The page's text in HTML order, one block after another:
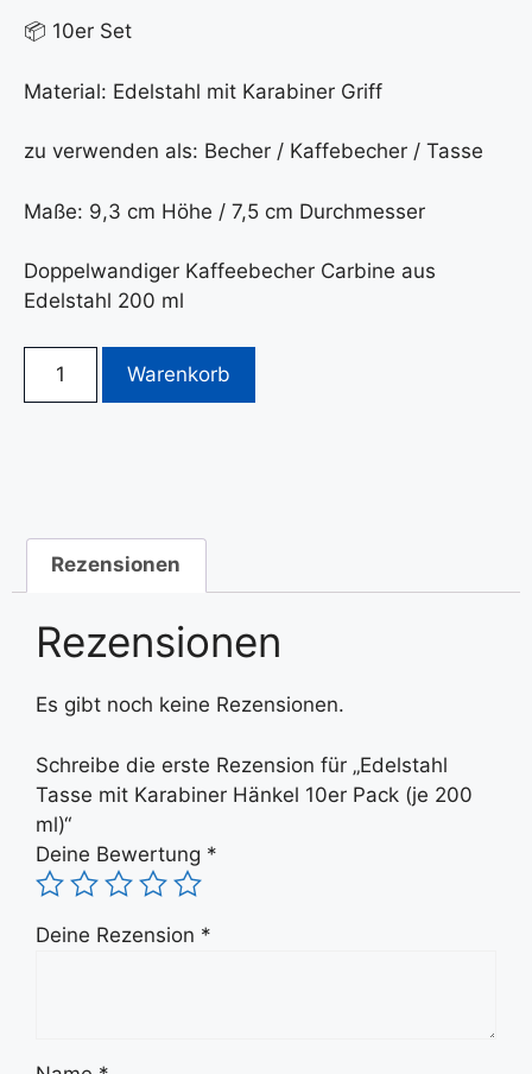
📦 10er Set
Material: Edelstahl mit Karabiner Griff
zu verwenden als: Becher / Kaffebecher / Tasse
Maße: 9,3 cm Höhe / 7,5 cm Durchmesser
Doppelwandiger Kaffeebecher Carbine aus
Edelstahl 200 ml
Warenkorb
Rezensionen
Rezensionen
Es gibt noch keine Rezensionen.
Schreibe die erste Rezension für „Edelstahl
Tasse mit Karabiner Hänkel 10er Pack (je 200
ml)“
Deine Bewertung *
Deine Rezension *